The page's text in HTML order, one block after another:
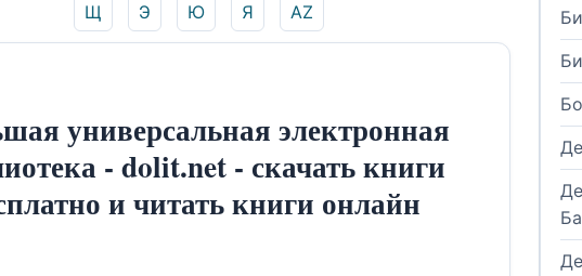
Щ
Э Ю Я AZ
универсальная электронная
- dolit.net - скачать книги
и читать книги онлайн